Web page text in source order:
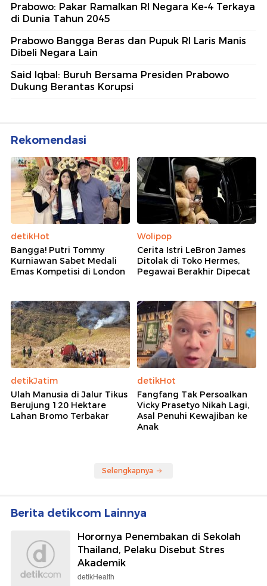
Prabowo: Pakar Ramalkan RI Negara Ke-4 Terkaya
di Dunia Tahun 2045
Prabowo Bangga Beras dan Pupuk RI Laris Manis
Dibeli Negara Lain
Said Iqbal: Buruh Bersama Presiden Prabowo
Dukung Berantas Korupsi
Rekomendasi
detikHot
Bangga! Putri Tommy
Kurniawan Sabet Medali
Emas Kompetisi di London
Wolipop
Cerita Istri LeBron James
Ditolak di Toko Hermes,
Pegawai Berakhir Dipecat
detikJatim
Ulah Manusia di Jalur Tikus
Berujung 120 Hektare
Lahan Bromo Terbakar
detikHot
Fangfang Tak Persoalkan
Vicky Prasetyo Nikah Lagi,
Asal Penuhi Kewajiban ke
Anak
Selengkapnya
Berita detikcom Lainnya
Horornya Penembakan di Sekolah
Thailand, Pelaku Disebut Stres
Akademik
detikHealth